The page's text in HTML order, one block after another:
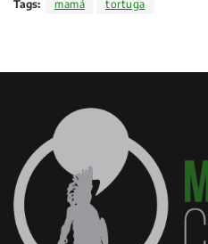
Tags: mamá tortuga